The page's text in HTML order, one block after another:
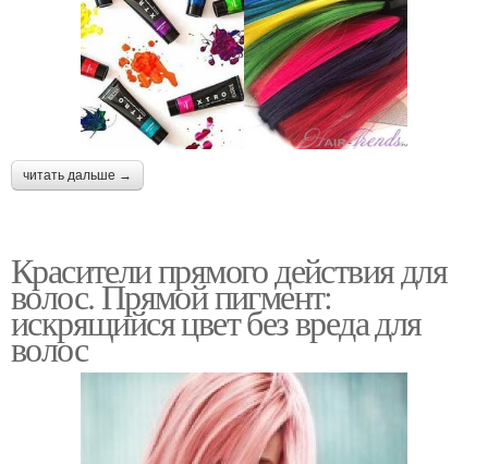
читать дальше →
Красители прямого действия для
волос. Прямой пигмент:
искрящийся цвет без вреда для
волос